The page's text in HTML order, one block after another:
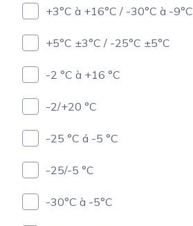
+3°C à +16°C / -30°C à -9°C
+5°C ±3°C / -25°C ±5°C
-2 °C à +16 °C
-2/+20 °C
-25 °C á -5 °C
-25/-5 °C
-30°C à -5°C